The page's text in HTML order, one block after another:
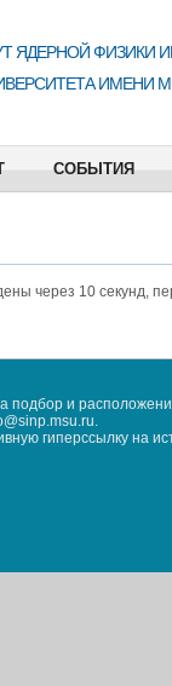
ЯДЕРНОЙ ФИЗИКИ
ИМЕНИ
СОБЫТИЯ
через 10 секунд,
подбор и
гиперссылку на